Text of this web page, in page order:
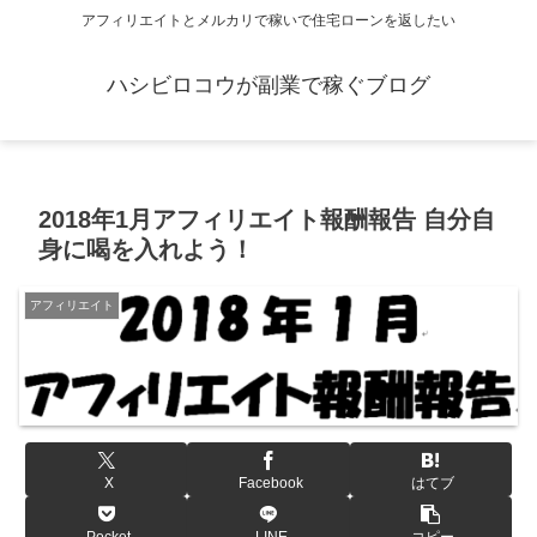
アフィリエイトとメルカリで稼いで住宅ローンを返したい
ハシビロコウが副業で稼ぐブログ
2018年1月アフィリエイト報酬報告 自分自
身に喝を入れよう！
アフィリエイト
X Facebook はてブ